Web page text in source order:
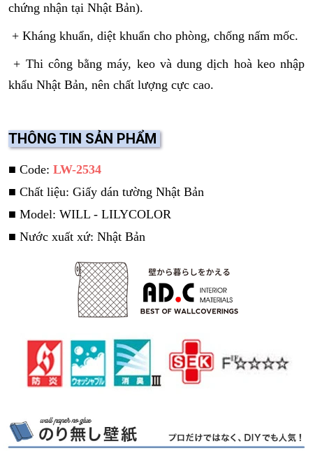
chứng nhận tại Nhật Bản).
+ Kháng khuẩn, diệt khuẩn cho phòng, chống nấm mốc.
+ Thi công bằng máy, keo và dung dịch hoà keo nhập
khẩu Nhật Bản, nên chất lượng cực cao.
THÔNG TIN SẢN PHẨM
■ Code: LW-2534
■ Chất liệu: Giấy dán tường Nhật Bản
■ Model: WILL - LILYCOLOR
■ Nước xuất xứ: Nhật Bản